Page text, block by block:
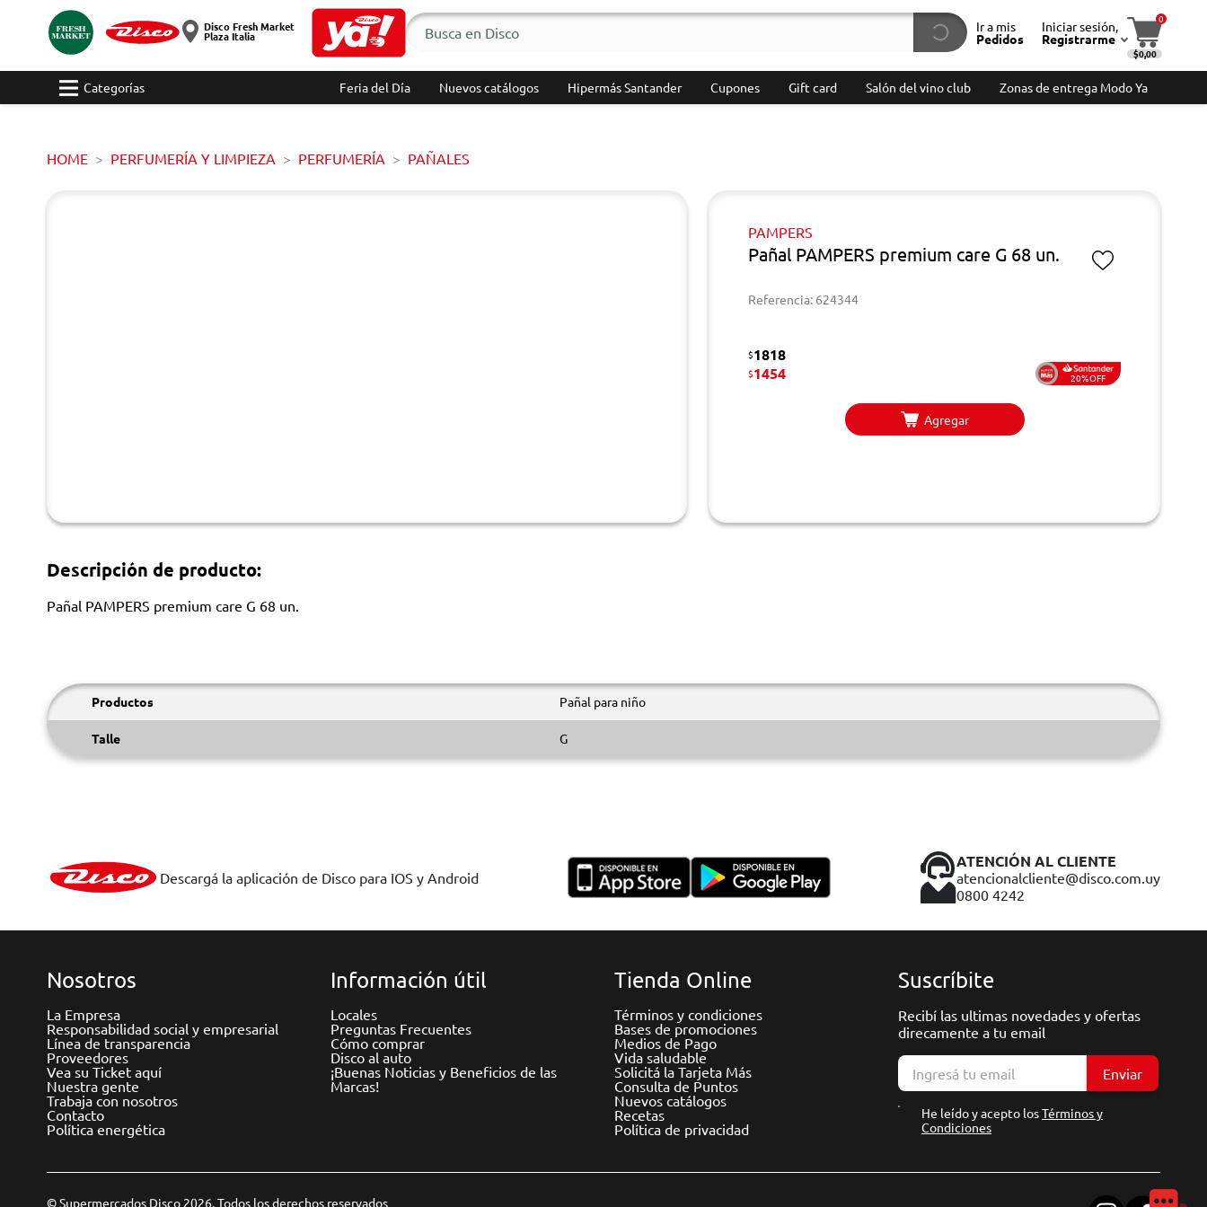
Disco Fresh Market
Plaza Italia
Ir a mis
Pedidos
Iniciar sesión,
Registrarme
0
$0,00
Categorías Feria del Día Nuevos catálogos Hipermás Santander Cupones Gift card Salón del vino club Zonas de entrega Modo Ya
HOME PERFUMERÍA Y LIMPIEZA PERFUMERÍA PAÑALES
PAMPERS
Pañal PAMPERS premium care G 68 un.
Referencia: 624344
$1818
$1454 20%OFF
Agregar
Descripción de producto:
Pañal PAMPERS premium care G 68 un.
Productos Pañal para niño
Talle G
Descargá la aplicación de Disco para IOS y Android
ATENCIÓN AL CLIENTE
atencionalcliente@disco.com.uy
0800 4242
Nosotros
La Empresa
Responsabilidad social y empresarial
Línea de transparencia
Proveedores
Vea su Ticket aquí
Nuestra gente
Trabaja con nosotros
Contacto
Política energética
Información útil
Locales
Preguntas Frecuentes
Cómo comprar
Disco al auto
¡Buenas Noticias y Beneficios de las
Marcas!
Tienda Online
Términos y condiciones
Bases de promociones
Medios de Pago
Vida saludable
Solicitá la Tarjeta Más
Consulta de Puntos
Nuevos catálogos
Recetas
Política de privacidad
Suscríbite
Recibí las ultimas novedades y ofertas
direcamente a tu email
Enviar
He leído y acepto losTérminos y
Condiciones
© Supermercados Disco 2026. Todos los derechos reservados